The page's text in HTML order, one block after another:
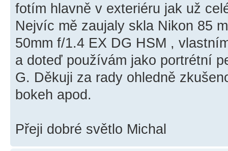
fotím hlavně v exteriéru jak už
Nejvíc mě zaujaly skla Nikon 85
50mm f/1.4 EX DG HSM ,
a doteď používám jako portrétní
G. Děkuji za rady ohledně
bokeh apod.
Přeji dobré světlo Michal